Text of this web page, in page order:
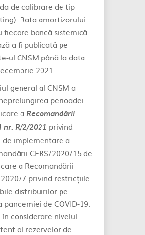
de calibrare de tip
Rata amortizorului
fiecare bancă sistemică
a fi publicată pe
ul CNSM până la data
2021.
general al CNSM a
perioadei
a Recomandării
nr. R/2/2021 privind
de implementare a
CERS/2020/15 de
a Recomandării
2020/7 privind restricțiile
distribuirilor pe
pandemiei de COVID-19.
în considerare nivelul
al rezervelor de